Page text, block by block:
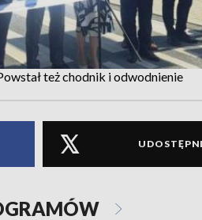
też chodnik i odwodnienie